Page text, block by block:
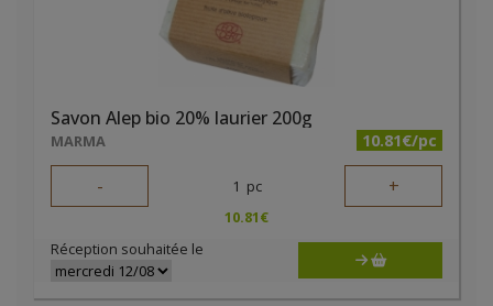
Savon Alep bio 20% laurier 200g
MARMA 10.81€/pc
- 1 pc +
10.81€
Réception souhaitée le